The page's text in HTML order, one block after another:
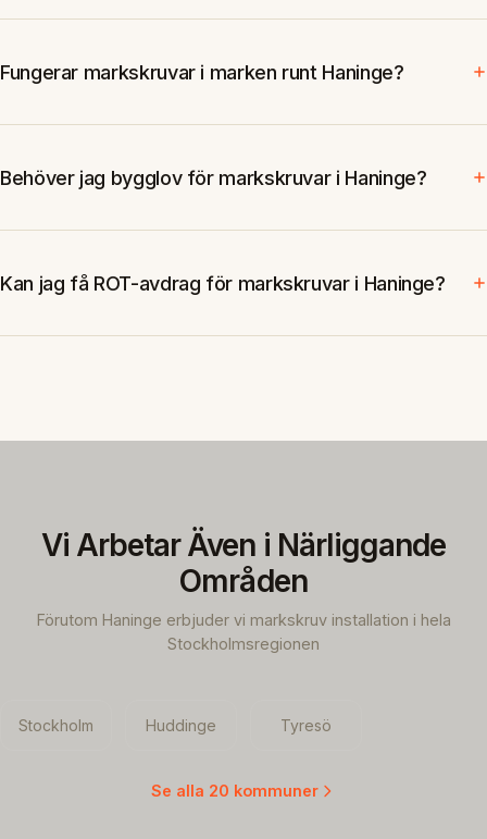
Fungerar markskruvar i marken runt Haninge?
Behöver jag bygglov för markskruvar i Haninge?
Kan jag få ROT-avdrag för markskruvar i Haninge?
Vi Arbetar Även i Närliggande
Områden
Förutom Haninge erbjuder vi markskruv installation i hela
Stockholmsregionen
Stockholm Huddinge Tyresö
Se alla 20 kommuner